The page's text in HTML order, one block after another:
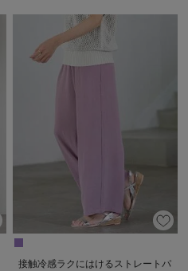
接触冷感ラクにはけるストレートパ